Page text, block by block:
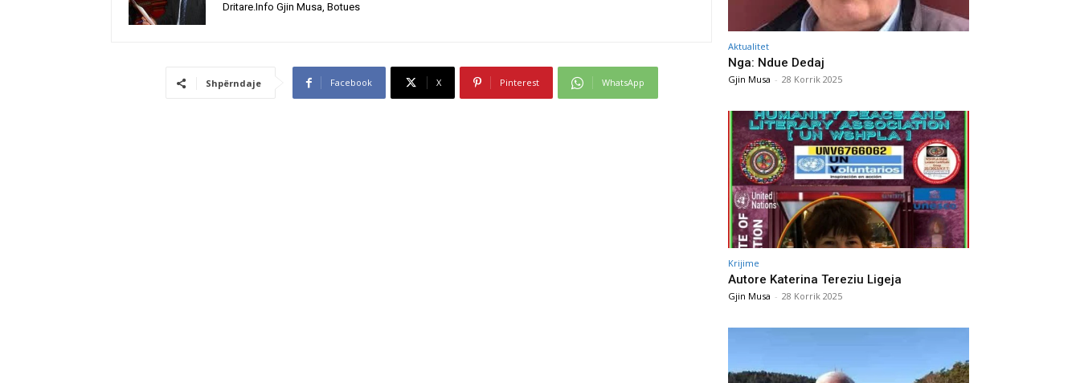
Dritare.Info Gjin Musa, Botues
Shpërndaje Facebook X Pinterest WhatsApp
Aktualitet
Nga: Ndue Dedaj
Gjin Musa - 28 Korrik 2025
Krijime
Autore Katerina Tereziu Ligeja
Gjin Musa - 28 Korrik 2025